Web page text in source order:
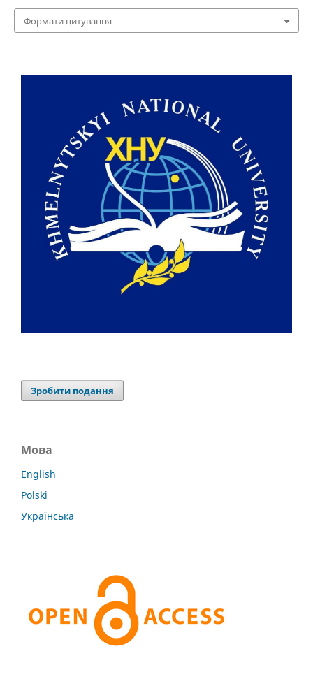
Формати цитування
Зробити подання
Мова
English
Polski
Українська